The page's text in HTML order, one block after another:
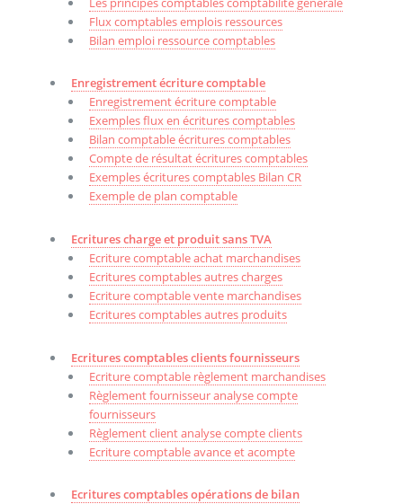
Flux comptables emplois ressources
Bilan emploi ressource comptables
Enregistrement écriture comptable
Enregistrement écriture comptable
Exemples flux en écritures comptables
Bilan comptable écritures comptables
Compte de résultat écritures comptables
Exemples écritures comptables Bilan CR
Exemple de plan comptable
Ecritures charge et produit sans TVA
Ecriture comptable achat marchandises
Ecritures comptables autres charges
Ecriture comptable vente marchandises
Ecritures comptables autres produits
Ecritures comptables clients fournisseurs
Ecriture comptable règlement marchandises
Règlement fournisseur analyse compte
fournisseurs
Règlement client analyse compte clients
Ecriture comptable avance et acompte
Ecritures comptables opérations de bilan